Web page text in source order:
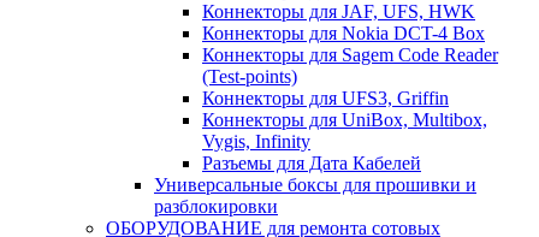
Коннекторы для JAF, UFS, HWK
Коннекторы для Nokia DCT-4 Box
Коннекторы для Sagem Code Reader
(Test-points)
Коннекторы для UFS3, Griffin
Коннекторы для UniBox, Multibox,
Vygis, Infinity
Разъемы для Дата Кабелей
Универсальные боксы для прошивки и
разблокировки
ОБОРУДОВАНИЕ для ремонта сотовых